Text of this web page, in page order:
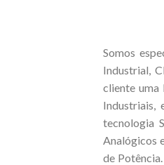
Somos
Industrial,
cliente uma
Industriais,
tecnologia
Analógicos
de